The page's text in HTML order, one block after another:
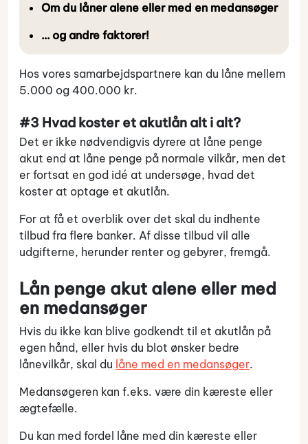
Om du låner alene eller med en medansøger
… og andre faktorer!
Hos vores samarbejdspartnere kan du låne mellem
5.000 og 400.000 kr.
#3 Hvad koster et akutlån alt i alt?
Det er ikke nødvendigvis dyrere at låne penge
akut end at låne penge på normale vilkår, men det
er fortsat en god idé at undersøge, hvad det
koster at optage et akutlån.
For at få et overblik over det skal du indhente
tilbud fra flere banker. Af disse tilbud vil alle
udgifterne, herunder renter og gebyrer, fremgå.
Lån penge akut alene eller med
en medansøger
Hvis du ikke kan blive godkendt til et akutlån på
egen hånd, eller hvis du blot ønsker bedre
lånevilkår, skal du låne med en medansøger.
Medansøgeren kan f.eks. være din kæreste eller
ægtefælle.
Du kan med fordel låne med din kæreste eller